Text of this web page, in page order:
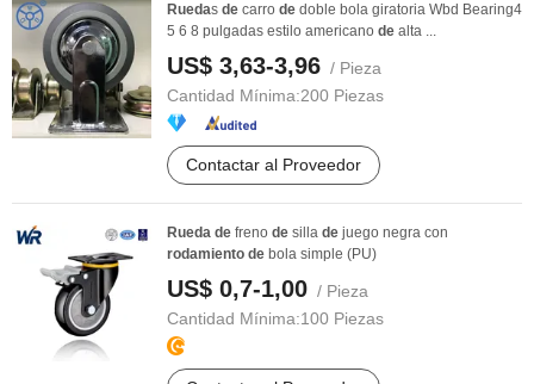
Ruedas de carro de doble bola giratoria Wbd Bearing4
5 6 8 pulgadas estilo americano de alta ...
US$ 3,63-3,96 / Pieza
Cantidad Mínima:200 Piezas
Contactar al Proveedor
Rueda de freno de silla de juego negra con
rodamiento de bola simple (PU)
US$ 0,7-1,00 / Pieza
Cantidad Mínima:100 Piezas